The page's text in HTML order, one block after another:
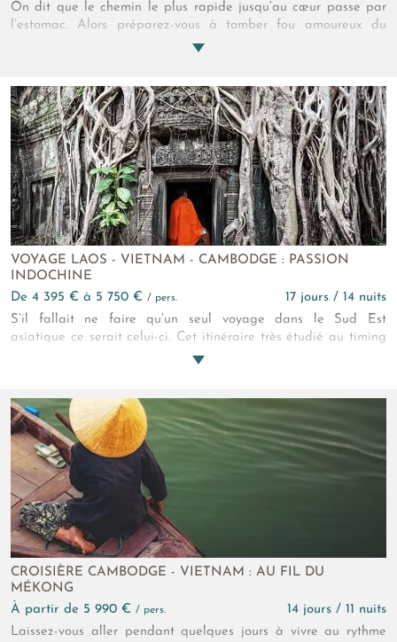
On dit que le chemin le plus rapide jusqu’au cœur passe par
l’estomac. Alors préparez-vous à tomber fou amoureux du
Dragon de l’Asie ! Rencontres, ateliers, dégustations
Vietnam est un régal pour tous vos sens… Chúc ngon mi?ng
(bon appétit) !
VOYAGE LAOS - VIETNAM - CAMBODGE : PASSION
INDOCHINE
de 4 395 € à 5 750 € / pers.
17 jours / 14 nuits
S’il fallait ne faire qu’un seul voyage dans le Sud Est
asiatique ce serait celui-ci. Cet itinéraire très étudié au timing
idéal réunit l’essentiel de l’art monumental et des beautés
CROISIÈRE CAMBODGE - VIETNAM : AU FIL DU
MÉKONG
à partir de 5 990 € / pers.
14 jours / 11 nuits
Laissez-vous aller pendant quelques jours à vivre au rythme